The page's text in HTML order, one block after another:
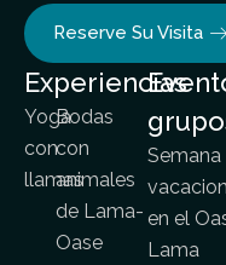
Reserve Su Visita
Experiencias
Yoga
con
llamas
Bodas
con
animales
de Lama-
Oase
Semana
en el
Lama